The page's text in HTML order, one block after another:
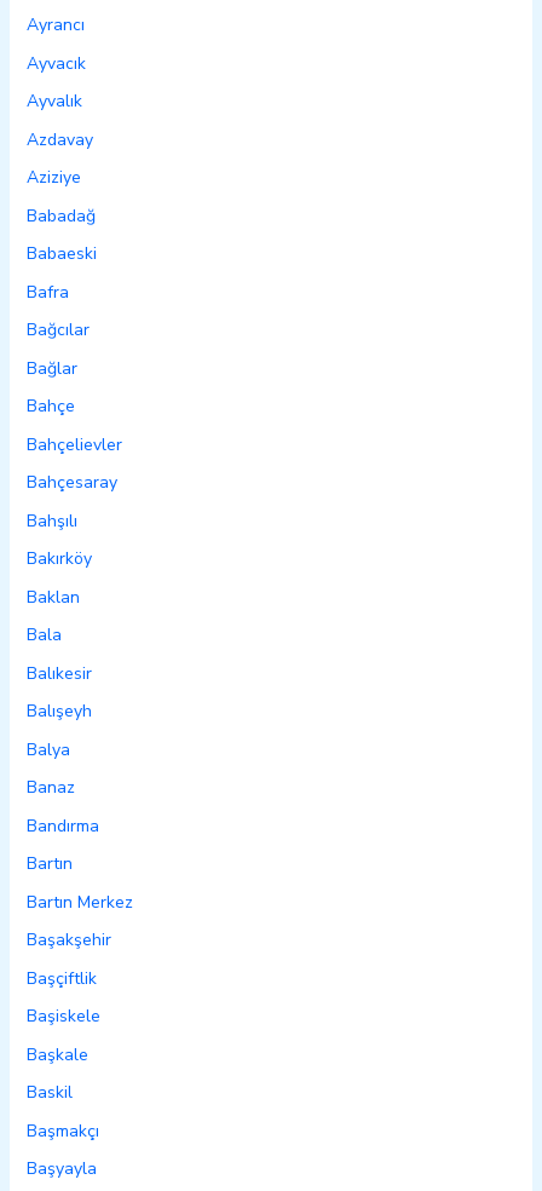
Ayrancı
Ayvacık
Ayvalık
Azdavay
Aziziye
Babadağ
Babaeski
Bafra
Bağcılar
Bağlar
Bahçe
Bahçelievler
Bahçesaray
Bahşılı
Bakırköy
Baklan
Bala
Balıkesir
Balışeyh
Balya
Banaz
Bandırma
Bartın
Bartın Merkez
Başakşehir
Başçiftlik
Başiskele
Başkale
Baskil
Başmakçı
Başyayla